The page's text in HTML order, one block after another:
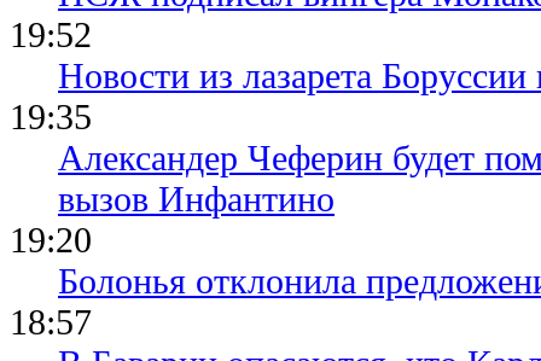
19:52
Новости из лазарета
19:35
Александер Чеферин будет
вызов Инфантино
19:20
Болонья отклонила
18:57